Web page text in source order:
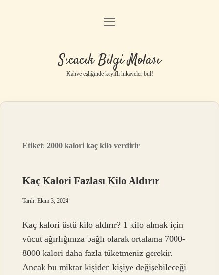
Anasayfa
Yasal Uyarı
menüyü
Sıcacık Bilgi Molası
Kahve eşliğinde keyifli hikayeler bul!
Etiket:2000 kalori kaç kilo verdirir
Kaç Kalori Fazlası Kilo Aldırır
Tarih: Ekim 3, 2024
Kaç kalori üstü kilo aldırır? 1 kilo almak için
vücut ağırlığınıza bağlı olarak ortalama 7000-
8000 kalori daha fazla tüketmeniz gerekir.
Ancak bu miktar kişiden kişiye değişebileceği